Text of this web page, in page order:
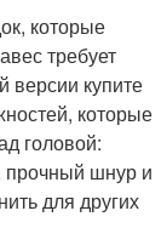
которые
требует
версии купите
которые
головой:
прочный шнур и
для других